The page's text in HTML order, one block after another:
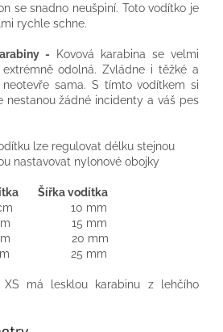
se snadno neušpiní. Toto vodítko je
rychle schne.
- Kovová karabina se velmi
odolná. Zvládne i těžké a
sama. S tímto vodítkem si
nestanou žádné incidenty a váš pes
lze regulovat délku stejnou
nastavovat nylonové obojky
Šířka vodítka
cm 10 mm
cm 15 mm
cm 20 mm
cm 25 mm
XS má lesklou karabinu z lehčího